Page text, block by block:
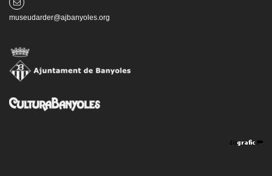
museudarder@ajbanyoles.org